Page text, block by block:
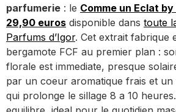
parfumerie : le Comme un Eclat
29,90 euros disponible dans toute
Parfums d’Igor. Cet extrait fabrique
bergamote FCF au premier plan :
florale est immediate, presque
par un coeur aromatique frais et
qui prolonge le sillage 8 a 10